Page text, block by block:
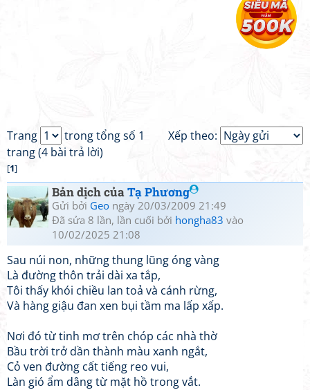
Xếp theo:
Trang
trong tổng số 1
trang (4 bài trả lời)
[1]
Bản dịch củaTạ Phương
Gửi bởi Geo ngày 20/03/2009 21:49
Đã sửa 8 lần, lần cuối bởi hongha83 vào
10/02/2025 21:08
Sau núi non, những thung lũng óng vàng
Là đường thôn trải dài xa tắp,
Tôi thấy khói chiều lan toả và cánh rừng,
Và hàng giậu đan xen bụi tầm ma lấp xấp.
Nơi đó từ tinh mơ trên chóp các nhà thờ
Bầu trời trở dần thành màu xanh ngắt,
Cỏ ven đường cất tiếng reo vui,
Làn gió ẩm dâng từ mặt hồ trong vắt.